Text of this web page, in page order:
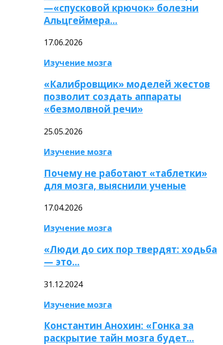
—«спусковой крючок» болезни
Альцгеймера…
17.06.2026
Изучение мозга
«Калибровщик» моделей жестов
позволит создать аппараты
«безмолвной речи»
25.05.2026
Изучение мозга
Почему не работают «таблетки»
для мозга, выяснили ученые
17.04.2026
Изучение мозга
«Люди до сих пор твердят: ходьба
— это…
31.12.2024
Изучение мозга
Константин Анохин: «Гонка за
раскрытие тайн мозга будет…